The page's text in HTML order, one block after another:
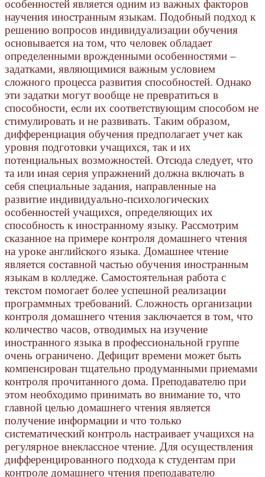
особенностей является одним из важных факторов
научения иностранным языкам. Подобный подход к
решению вопросов индивидуализации обучения
основывается на том, что человек обладает
определенными врожденными особенностями –
задатками, являющимися важным условием
сложного процесса развития способностей. Однако
эти задатки могут вообще не превратиться в
способности, если их соответствующим способом не
стимулировать и не развивать. Таким образом,
дифференциация обучения предполагает учет как
уровня подготовки учащихся, так и их
потенциальных возможностей. Отсюда следует, что
та или иная серия упражнений должна включать в
себя специальные задания, направленные на
развитие индивидуально-психологических
особенностей учащихся, определяющих их
способность к иностранному языку. Рассмотрим
сказанное на примере контроля домашнего чтения
на уроке английского языка. Домашнее чтение
является составной частью обучения иностранным
языкам в колледже. Самостоятельная работа с
текстом помогает более успешной реализации
программных требований. Сложность организации
контроля домашнего чтения заключается в том, что
количество часов, отводимых на изучение
иностранного языка в профессиональной группе
очень ограничено. Дефицит времени может быть
компенсирован тщательно продуманными приемами
контроля прочитанного дома. Преподавателю при
этом необходимо принимать во внимание то, что
главной целью домашнего чтения является
получение информации и что только
систематический контроль настраивает учащихся на
регулярное внеклассное чтение. Для осуществления
дифференцированного подхода к студентам при
контроле домашнего чтения преподавателю